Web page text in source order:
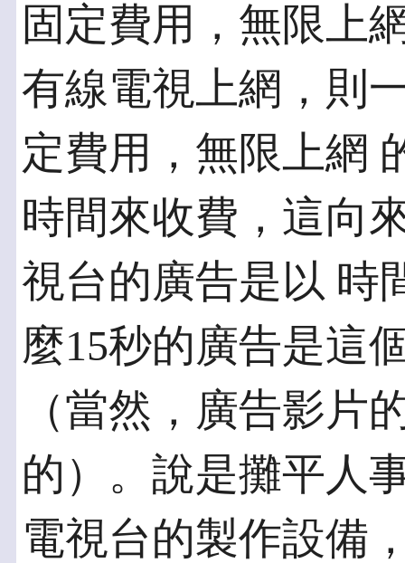
固定費用，無限上
有線電視上網，則
定費用，無限上網
時間來收費，這向
視台的廣告是以 時
麼15秒的廣告是這
（當然，廣告影片
的）。說是攤平人
電視台的製作設備